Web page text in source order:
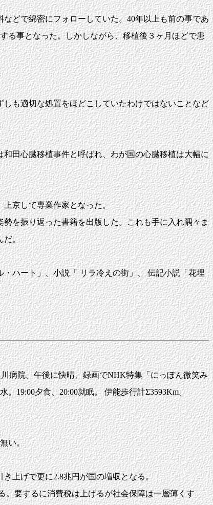
どで綿密にフォローしていた。40年以上も前の事であ
る事となった。しかしながら、移植後３ヶ月ほどで患
も適切な処置をほどこしていたわけではないことなど
田心臓移植事件と呼ばれ、わが国の心臓移植は大幅に
京して専業作家となった。
を振り返った書籍を出版した。これも手に入れ隅々ま
だ。
ハート」、小説「 リラ冷えの街」、 伝記小説「花埋
病院。午後に快晴、録画でNHK特集「にっぽん微笑み
19:00夕食、20:00就眠。 伊能歩行計Σ3593Km。
い。
上げで更に2.8兆円が国の増収となる。
要するに消費税は上げるが社会保障は一層薄くす